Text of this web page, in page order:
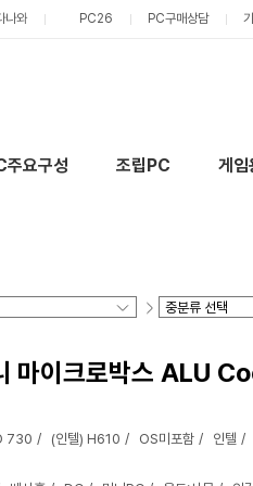
나와 PC26 PC구매상담
주요구성 조립PC 게
마이크로박스
730 (인텔) H610 OS미포함 인텔